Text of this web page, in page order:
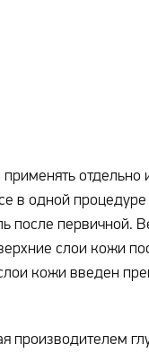
отдельно
в одной процедуре
после первичной.
слои кожи
кожи введен
производителем